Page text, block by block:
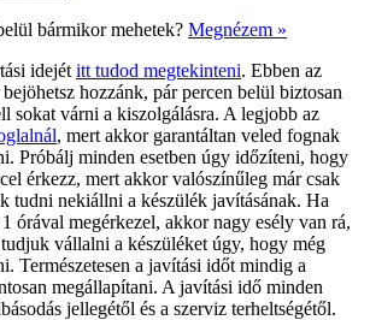
bármikor mehetek? Megnézem »
idejét itt tudod megtekinteni. Ebben az
hozzánk, pár percen belül biztosan
sokat várni a kiszolgálásra. A legjobb az
, mert akkor garantáltan veled fognak
Próbálj minden esetben úgy időzíteni, hogy
érkezz, mert akkor valószínűleg már csak
tudni nekiállni a készülék javításának. Ha
órával megérkezel, akkor nagy esély van rá,
vállalni a készüléket úgy, hogy még
Természetesen a javítási időt mindig a
megállapítani. A javítási idő minden
jellegétől és a szerviz terheltségétől.